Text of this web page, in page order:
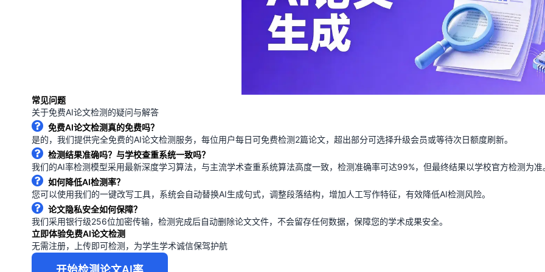
常见问题
关于免费AI论文检测的疑问与解答
免费AI论文检测真的免费吗？
是的，我们提供完全免费的AI论文检测服务，每位用户每日可免费检测2篇论文，超出部分可选择升级会员或等待次日额度刷新。
检测结果准确吗？与学校查重系统一致吗？
我们的AI率检测模型采用最新深度学习算法，与主流学术查重系统算法高度一致，检测准确率可达99%，但最终结果以学校官方检测为准
如何降低AI检测率？
您可以使用我们的一键改写工具，系统会自动替换AI生成句式，调整段落结构，增加人工写作特征，有效降低AI检测风险。
论文隐私安全如何保障？
我们采用银行级256位加密传输，检测完成后自动删除论文文件，不会留存任何数据，保障您的学术成果安全。
立即体验免费AI论文检测
无需注册，上传即可检测，为学生学术诚信保驾护航